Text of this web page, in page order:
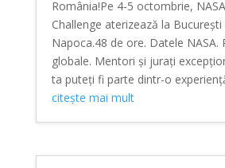
România!Pe 4-5 octombrie,
Challenge aterizează la
Napoca.48 de ore. Datele NASA.
globale. Mentori și jurați
ta puteți fi parte dintr-o
citește mai mult